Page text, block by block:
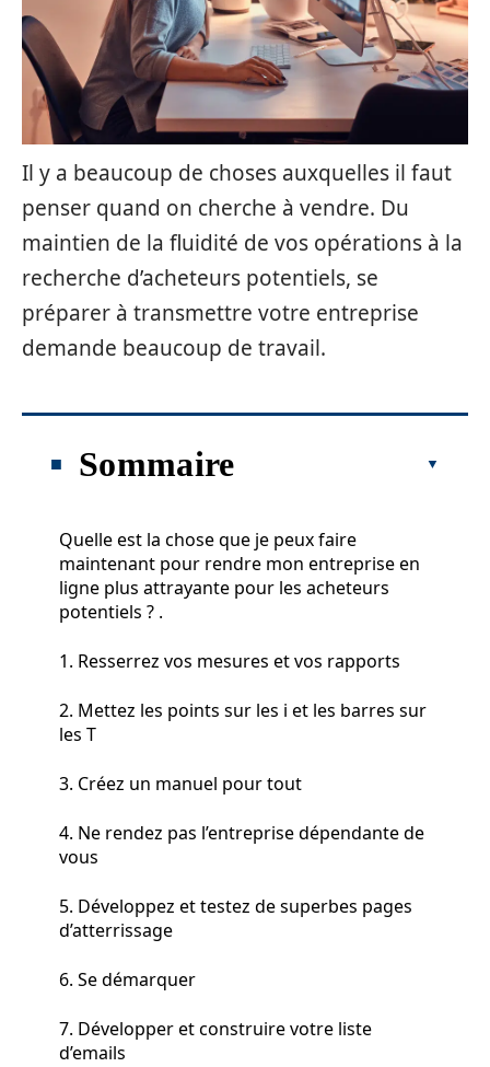
Il y a beaucoup de choses auxquelles il faut
penser quand on cherche à vendre. Du
maintien de la fluidité de vos opérations à la
recherche d’acheteurs potentiels, se
préparer à transmettre votre entreprise
demande beaucoup de travail.
Sommaire
Quelle est la chose que je peux faire
maintenant pour rendre mon entreprise en
ligne plus attrayante pour les acheteurs
potentiels ? .
1. Resserrez vos mesures et vos rapports
2. Mettez les points sur les i et les barres sur
les T
3. Créez un manuel pour tout
4. Ne rendez pas l’entreprise dépendante de
vous
5. Développez et testez de superbes pages
d’atterrissage
6. Se démarquer
7. Développer et construire votre liste
d’emails